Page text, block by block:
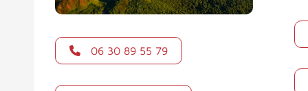
06 30 89 55 79